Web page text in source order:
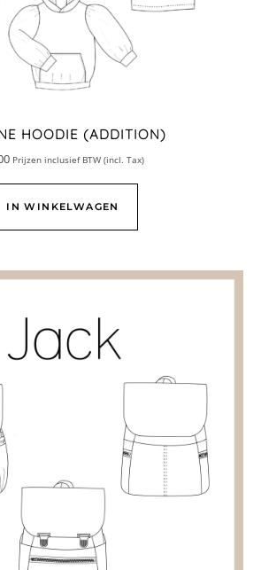
HOODIE (ADDITION)
Prijzen inclusief BTW (incl. Tax)
IN WINKELWAGEN